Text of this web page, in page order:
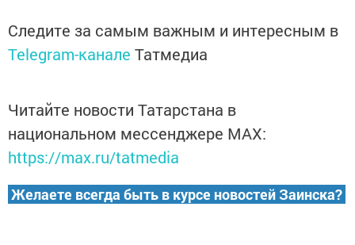
Следите за самым важным и интересным в
Telegram-канале Татмедиа
Читайте новости Татарстана в
национальном мессенджере MАХ:
https://max.ru/tatmedia
Желаете всегда быть в курсе новостей Заинска?